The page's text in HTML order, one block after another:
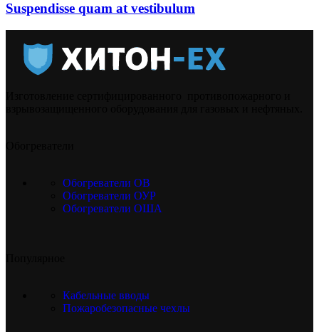
Suspendisse quam at vestibulum
Обогреватели ОВ
Обогреватели ОУР
Обогреватели ОША
Кабельные вводы
Пожаробезопасные чехлы